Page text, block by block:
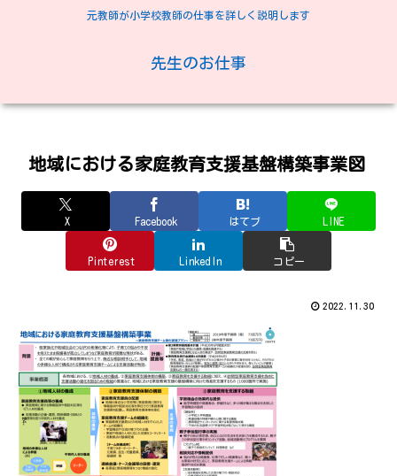
元教師が小学校教師の仕事を詳しく説明します
先生のお仕事
地域における家庭教育支援基盤構築事業図
X Facebook はてブ LINE
Pinterest LinkedIn コピー
2022.11.30